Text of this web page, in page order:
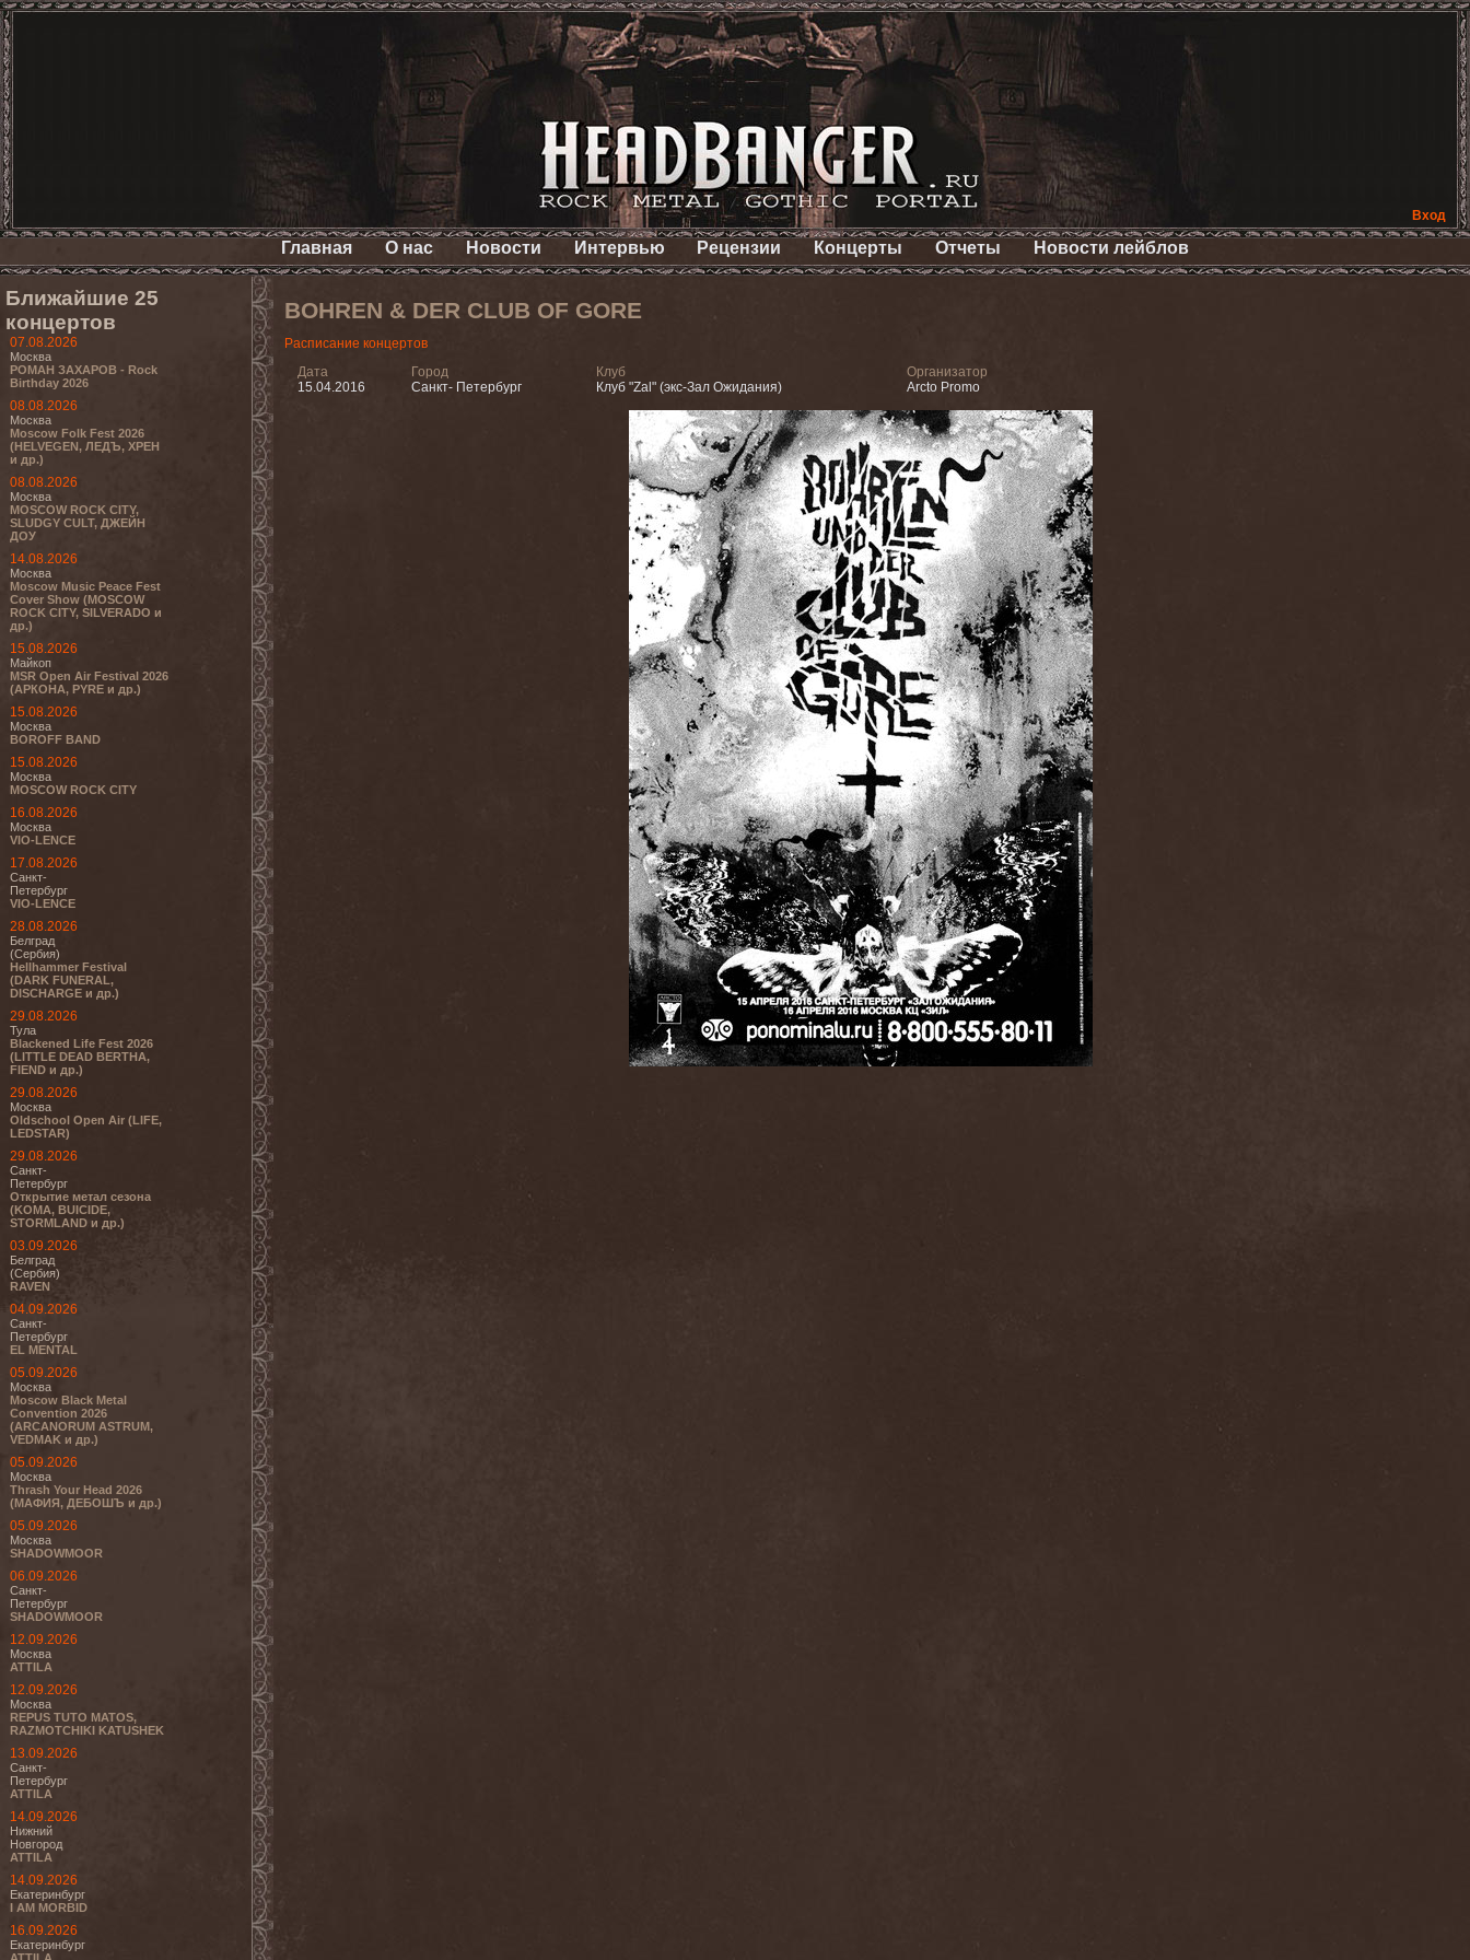
Вход
Главная О нас Новости Интервью Рецензии Концерты Отчеты Новости лейблов
Ближайшие 25
концертов
07.08.2026
Москва
РОМАН ЗАХАРОВ - Rock
Birthday 2026
08.08.2026
Москва
Moscow Folk Fest 2026
(HELVEGEN, ЛЕДЪ, ХРЕН
и др.)
08.08.2026
Москва
MOSCOW ROCK CITY,
SLUDGY CULT, ДЖЕЙН
ДОУ
14.08.2026
Москва
Moscow Music Peace Fest
Cover Show (MOSCOW
ROCK CITY, SILVERADO и
др.)
15.08.2026
Майкоп
MSR Open Air Festival 2026
(АРКОНА, PYRE и др.)
15.08.2026
Москва
BOROFF BAND
15.08.2026
Москва
MOSCOW ROCK CITY
16.08.2026
Москва
VIO-LENCE
17.08.2026
Санкт-
Петербург
VIO-LENCE
28.08.2026
Белград
(Сербия)
Hellhammer Festival
(DARK FUNERAL,
DISCHARGE и др.)
29.08.2026
Тула
Blackened Life Fest 2026
(LITTLE DEAD BERTHA,
FIEND и др.)
29.08.2026
Москва
Oldschool Open Air (LIFE,
LEDSTAR)
29.08.2026
Санкт-
Петербург
Открытие метал сезона
(KOMA, BUICIDE,
STORMLAND и др.)
03.09.2026
Белград
(Сербия)
RAVEN
04.09.2026
Санкт-
Петербург
EL MENTAL
05.09.2026
Москва
Moscow Black Metal
Convention 2026
(ARCANORUM ASTRUM,
VEDMAK и др.)
05.09.2026
Москва
Thrash Your Head 2026
(МАФИЯ, ДЕБОШЪ и др.)
05.09.2026
Москва
SHADOWMOOR
06.09.2026
Санкт-
Петербург
SHADOWMOOR
12.09.2026
Москва
ATTILA
12.09.2026
Москва
REPUS TUTO MATOS,
RAZMOTCHIKI KATUSHEK
13.09.2026
Санкт-
Петербург
ATTILA
14.09.2026
Нижний
Новгород
ATTILA
14.09.2026
Екатеринбург
I AM MORBID
16.09.2026
Екатеринбург
BOHREN & DER CLUB OF GORE
Расписание концертов
Дата
15.04.2016
Город
Санкт- Петербург
Клуб
Клуб "Zal" (экс-Зал Ожидания)
Организатор
Arcto Promo